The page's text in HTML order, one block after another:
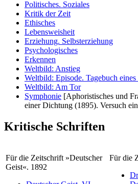
Politisches. Soziales
Kritik der Zeit
Ethisches
Lebensweisheit
Erziehung. Selbsterziehung
Psychologisches
Erkennen
Weltbild: Anstieg
Weltbild: Episode. Tagebuch
Weltbild: Am Tor
Symphonie [Aphoristisches und
einer Dichtung (1895). Versuch
Kritische Schriften
Für die Zeitschrift »Deutscher
Geist«. 1892
Für die